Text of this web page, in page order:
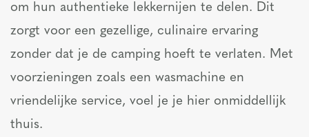
om hun authentieke lekkernijen te delen. Dit
zorgt voor een gezellige, culinaire ervaring
zonder dat je de camping hoeft te verlaten. Met
voorzieningen zoals een wasmachine en
vriendelijke service, voel je je hier onmiddellijk
thuis.